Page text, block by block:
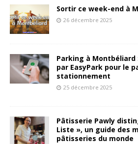
Sortir ce week-end à
26 décembre 2025
Parking à Montbéliard
par EasyPark pour le
stationnement
25 décembre 2025
Pâtisserie Pawly
Liste », un guide des
pâtisseries du monde